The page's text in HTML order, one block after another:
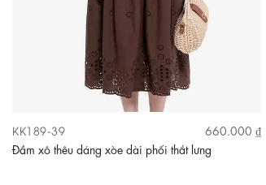
KK189-39
660.000 ₫
Đầm xô thêu dáng xòe dài phối thắt lưng